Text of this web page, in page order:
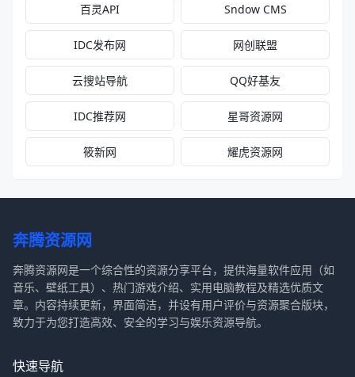
百灵API Sndow CMS
IDC发布网 网创联盟
云搜站导航 QQ好基友
IDC推荐网 星哥资源网
筱新网 耀虎资源网
奔腾资源网
奔腾资源网是一个综合性的资源分享平台，提供海量软件应用（如
音乐、壁纸工具）、热门游戏介绍、实用电脑教程及精选优质文
章。内容持续更新，界面简洁，并设有用户评价与资源聚合版块，
致力于为您打造高效、安全的学习与娱乐资源导航。
快速导航